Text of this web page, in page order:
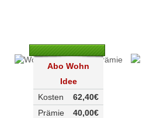
Abo Wohn
Idee
62,40€
Kosten
40,00€
Prämie